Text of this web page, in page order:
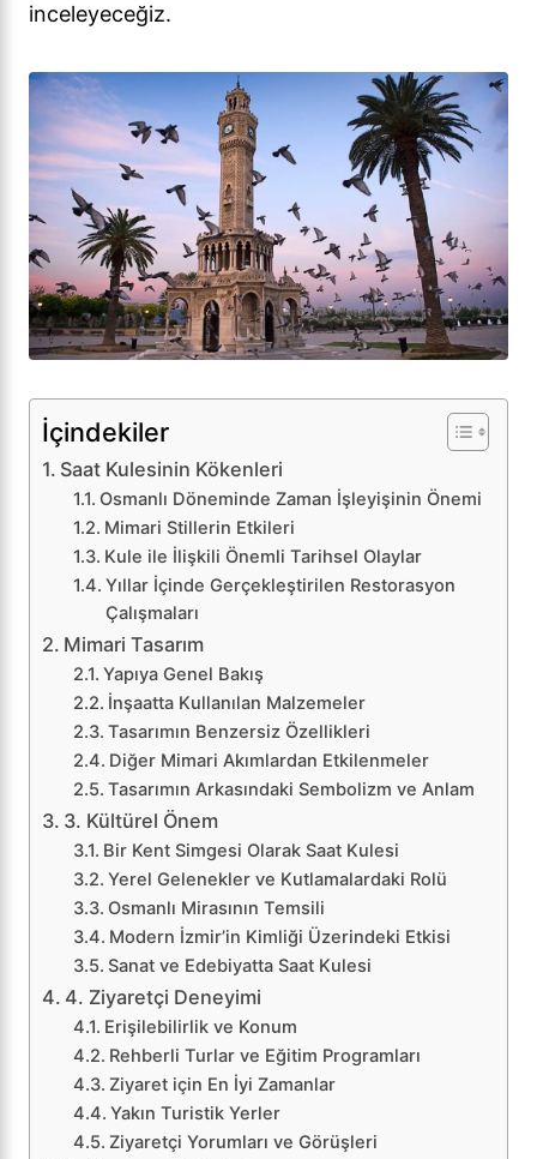
inceleyeceğiz.
İçindekiler
Saat Kulesinin Kökenleri
Osmanlı Döneminde Zaman İşleyişinin Önemi
Mimari Stillerin Etkileri
Kule ile İlişkili Önemli Tarihsel Olaylar
Yıllar İçinde Gerçekleştirilen Restorasyon
Çalışmaları
Mimari Tasarım
Yapıya Genel Bakış
İnşaatta Kullanılan Malzemeler
Tasarımın Benzersiz Özellikleri
Diğer Mimari Akımlardan Etkilenmeler
Tasarımın Arkasındaki Sembolizm ve Anlam
3. Kültürel Önem
Bir Kent Simgesi Olarak Saat Kulesi
Yerel Gelenekler ve Kutlamalardaki Rolü
Osmanlı Mirasının Temsili
Modern İzmir’in Kimliği Üzerindeki Etkisi
Sanat ve Edebiyatta Saat Kulesi
4. Ziyaretçi Deneyimi
Erişilebilirlik ve Konum
Rehberli Turlar ve Eğitim Programları
Ziyaret için En İyi Zamanlar
Yakın Turistik Yerler
Ziyaretçi Yorumları ve Görüşleri